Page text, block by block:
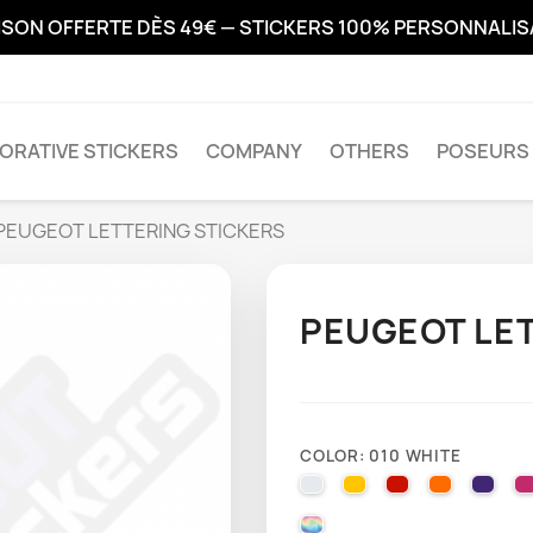
OFFERTE DÈS 49€ — STICKERS 100%
STICKERS COMPANY OTHERS
LETTERING STICKERS
PEUGEOT
COLOR: 010 WHITE
010 WHITE025 BRIMSTONE
031 RED035 040
000 HOLOGRAPHIQUE